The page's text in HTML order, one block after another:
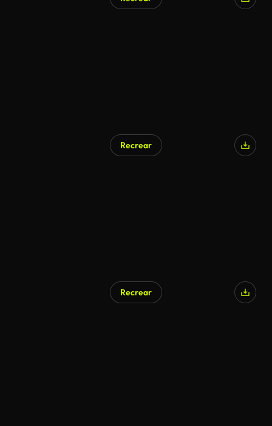
Recrear
Recrear